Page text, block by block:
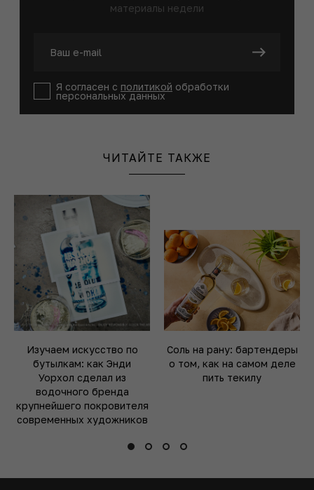
материалы недели
Я согласен с политикой обработки
персональных данных
ЧИТАЙТЕ ТАКЖЕ
Изучаем искусство по
бутылкам: как Энди
Уорхол сделал из
водочного бренда
крупнейшего покровителя
современных художников
Соль на рану: бартендеры
о том, как на самом деле
пить текилу